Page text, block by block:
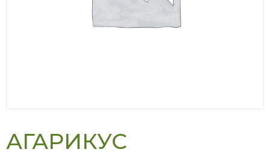
АГАРИКУС